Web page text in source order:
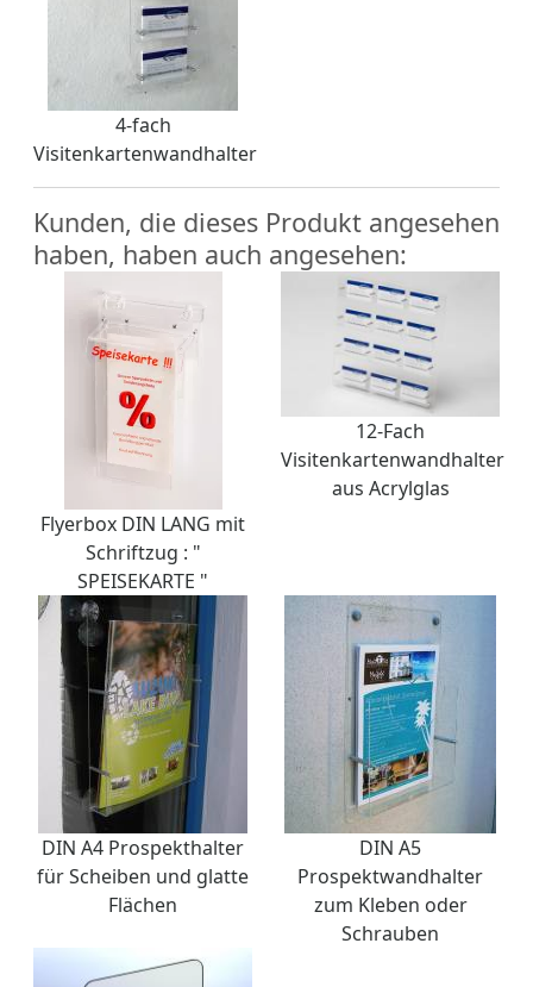
4-fach
Visitenkartenwandhalter
Kunden, die dieses Produkt angesehen
haben, haben auch angesehen:
Flyerbox DIN LANG mit
Schriftzug : "
SPEISEKARTE "
12-Fach
Visitenkartenwandhalter
aus Acrylglas
DIN A4 Prospekthalter
für Scheiben und glatte
Flächen
DIN A5
Prospektwandhalter
zum Kleben oder
Schrauben